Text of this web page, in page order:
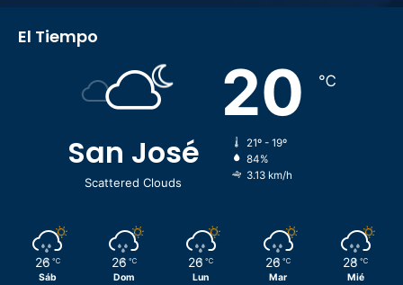
El Tiempo
San José
Scattered Clouds
20 ℃
21º - 19º
84%
3.13 km/h
26 ℃
Sáb
26 ℃
Dom
26 ℃
Lun
26 ℃
Mar
28 ℃
Mié